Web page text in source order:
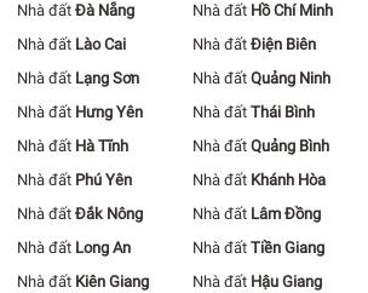
Nhà đất Đà Nẵng Nhà đất Hồ Chí Minh
Nhà đất Lào Cai Nhà đất Điện Biên
Nhà đất Lạng Sơn Nhà đất Quảng Ninh
Nhà đất Hưng Yên Nhà đất Thái Bình
Nhà đất Hà Tĩnh Nhà đất Quảng Bình
Nhà đất Phú Yên Nhà đất Khánh Hòa
Nhà đất Đắk Nông Nhà đất Lâm Đồng
Nhà đất Long An Nhà đất Tiền Giang
Nhà đất Kiên Giang Nhà đất Hậu Giang